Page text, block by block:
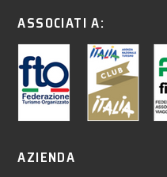
ASSOCIATI A:
AZIENDA